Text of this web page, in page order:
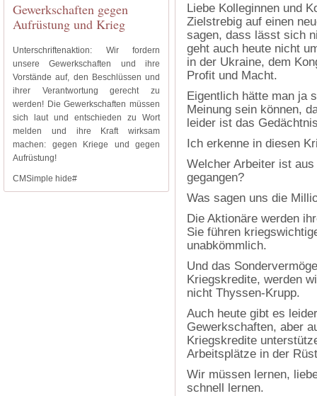
Gewerkschaften gegen
Aufrüstung und Krieg
Unterschriftenaktion: Wir fordern
unsere Gewerkschaften und ihre
Vorstände auf, den Beschlüssen und
ihrer Verantwortung gerecht zu
werden! Die Gewerkschaften müssen
sich laut und entschieden zu Wort
melden und ihre Kraft wirksam
machen: gegen Kriege und gegen
Aufrüstung!
CMSimple hide#
Liebe Kolleginnen und
Zielstrebig auf einen
sagen, dass lässt sich
geht auch heute nicht
in der Ukraine, dem
Profit und Macht.
Eigentlich hätte man ja
Meinung sein können,
leider ist das
Ich erkenne in diesen
Welcher Arbeiter ist
gegangen?
Was sagen uns die
Die Aktionäre werden
Sie führen
unabkömmlich.
Und das
Kriegskredite, werden
nicht Thyssen-Krupp.
Auch heute gibt es
Gewerkschaften, aber
Kriegskredite
Arbeitsplätze in der
Wir müssen lernen,
schnell lernen.